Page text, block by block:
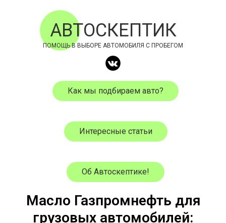
АВТОСКЕПТИК
ПОМОЩЬ В ВЫБОРЕ АВТОМОБИЛЯ С ПРОБЕГОМ
Как мы подбираем авто?
Интересные статьи
Об Автоскептике!
Масло Газпромнефть для
грузовых автомобилей: